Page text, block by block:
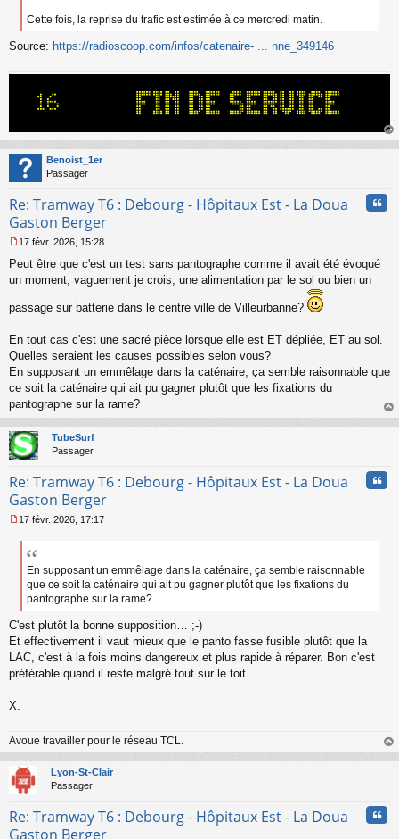
Cette fois, la reprise du trafic est estimée à ce mercredi matin.
Source: https://radioscoop.com/infos/catenaire- ... nne_349146
au
Benoist_1er
Passager
Re: Tramway T6 : Debourg - Hôpitaux Est - La Doua
Gaston Berger
e
s
a
n
o
n
l
17 févr. 2026, 15:28
Peut être que c'est un test sans pantographe comme il avait été évoqué
un moment, vaguement je crois, une alimentation par le sol ou bien un
passage sur batterie dans le centre ville de Villeurbanne?
En tout cas c'est une sacré pièce lorsque elle est ET dépliée, ET au sol.
Quelles seraient les causes possibles selon vous?
En supposant un emmêlage dans la caténaire, ça semble raisonnable que
ce soit la caténaire qui ait pu gagner plutôt que les fixations du
pantographe sur la rame?
au
TubeSurf
Passager
Re: Tramway T6 : Debourg - Hôpitaux Est - La Doua
Gaston Berger
e
e
n
o
u
17 févr. 2026, 17:17
En supposant un emmêlage dans la caténaire, ça semble raisonnable
que ce soit la caténaire qui ait pu gagner plutôt que les fixations du
pantographe sur la rame?
C'est plutôt la bonne supposition… ;-)
Et effectivement il vaut mieux que le panto fasse fusible plutôt que la
LAC, c'est à la fois moins dangereux et plus rapide à réparer. Bon c'est
préférable quand il reste malgré tout sur le toit…
X.
Avoue travailler pour le réseau TCL.
au
Lyon-St-Clair
Passager
Re: Tramway T6 : Debourg - Hôpitaux Est - La Doua
Gaston Berger